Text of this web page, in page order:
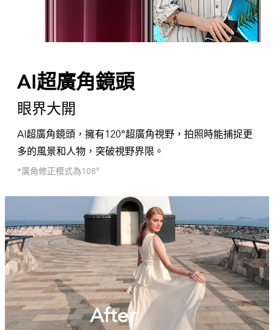
AI超廣角鏡頭
眼界大開
AI超廣角鏡頭，擁有120°超廣角視野，拍照時能捕捉更
多的風景和人物，突破視野界限。
*廣角修正模式為108°
After